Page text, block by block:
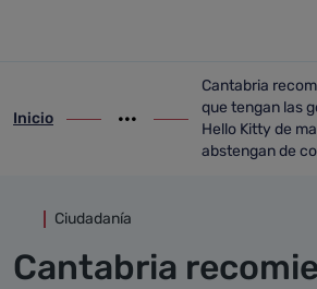
ir-a inicio
Inicio
Mostrar opciones del
ir-a Cantabria
Cantabria
que tengan las
Hello Kitty de
abstengan de
Ciudadanía
Cantabria